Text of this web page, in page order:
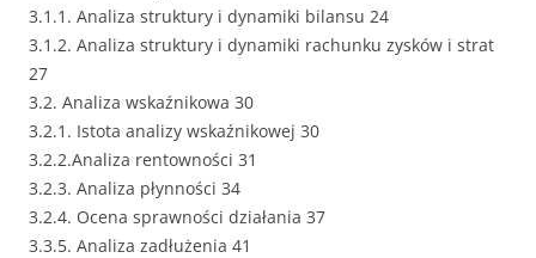
3.1.1. Analiza struktury i dynamiki bilansu 24
3.1.2. Analiza struktury i dynamiki rachunku zysków i strat
27
3.2. Analiza wskaźnikowa 30
3.2.1. Istota analizy wskaźnikowej 30
3.2.2.Analiza rentowności 31
3.2.3. Analiza płynności 34
3.2.4. Ocena sprawności działania 37
3.3.5. Analiza zadłużenia 41